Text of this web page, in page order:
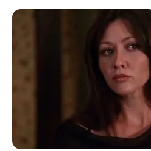
укр рус
Криминал